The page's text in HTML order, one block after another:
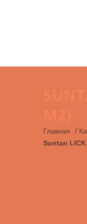
Главная /
Suntan